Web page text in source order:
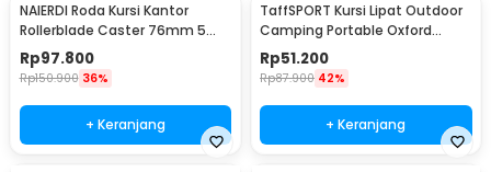
NAIERDI Roda Kursi Kantor
Rollerblade Caster 76mm 5
PCS - Caster-001
Rp97.800
Rp150.900 36%
+ Keranjang
TaffSPORT Kursi Lipat Outdoor
Camping Portable Oxford
Folding Chair M - OL3336
Rp51.200
Rp87.900 42%
+ Keranjang